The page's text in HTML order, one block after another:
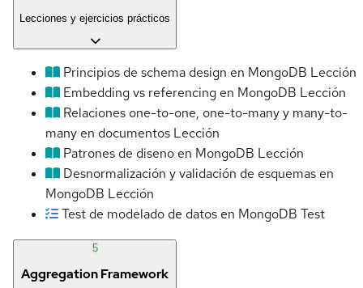
Lecciones y ejercicios prácticos
Principios de schema design en MongoDB Lección
Embedding vs referencing en MongoDB Lección
Relaciones one-to-one, one-to-many y many-to-
many en documentos Lección
Patrones de diseno en MongoDB Lección
Desnormalización y validación de esquemas en
MongoDB Lección
Test de modelado de datos en MongoDB Test
5
Aggregation Framework